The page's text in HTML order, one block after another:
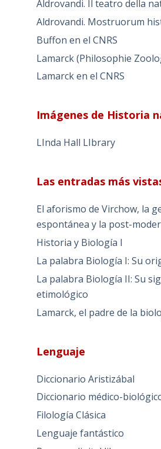
Aldrovandi. Il teatro della
Aldrovandi. Mostruorum
Buffon en el CNRS
Lamarck (Philosophie
Lamarck en el CNRS
Imágenes de Historia
LInda Hall LIbrary
Las entradas más
El aforismo de Virchow, la
espontánea y la post-
Historia y Biología I
La palabra Biología I: Su
La palabra Biología II: Su
etimológico
Lamarck, el padre de la
Lenguaje
Diccionario Aristizábal
Diccionario médico-
Filología Clásica
Lenguaje fantástico